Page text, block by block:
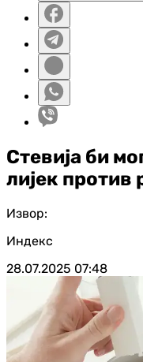
Стевија би
лијек против
Извор:
Индекс
28.07.2025 07:48